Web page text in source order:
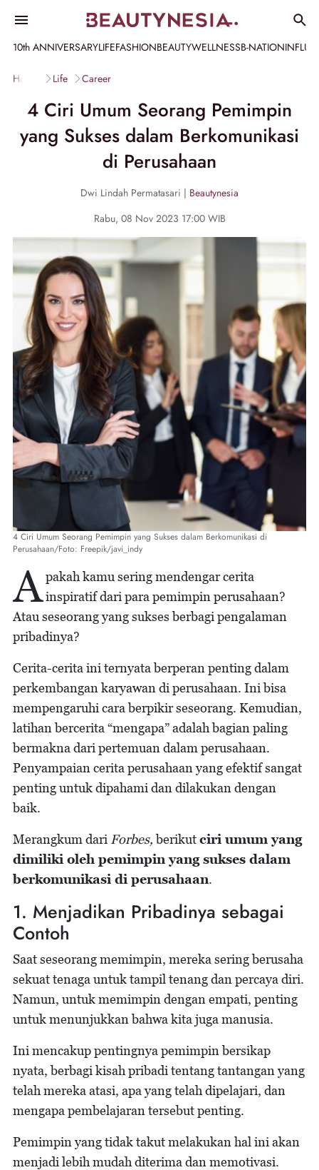
10th ANNIVERSARYLIFEFASHIONBEAUTYWELLNESSB-NATION
Home Life Career
4 Ciri Umum Seorang Pemimpin
yang Sukses dalam Berkomunikasi
di Perusahaan
Dwi Lindah Permatasari | Beautynesia
Rabu, 08 Nov 2023 17:00 WIB
4 Ciri Umum Seorang Pemimpin yang Sukses dalam Berkomunikasi di
Perusahaan/Foto: Freepik/javi_indy
Apakah kamu sering mendengar cerita
inspiratif dari para pemimpin perusahaan?
Atau seseorang yang sukses berbagi pengalaman
pribadinya?
Cerita-cerita ini ternyata berperan penting dalam
perkembangan karyawan di perusahaan. Ini bisa
mempengaruhi cara berpikir seseorang. Kemudian,
latihan bercerita “mengapa” adalah bagian paling
bermakna dari pertemuan dalam perusahaan.
Penyampaian cerita perusahaan yang efektif sangat
penting untuk dipahami dan dilakukan dengan
baik.
Merangkum dari Forbes,berikutciri umum yang
dimiliki oleh pemimpin yang sukses dalam
berkomunikasi di perusahaan.
1. Menjadikan Pribadinya sebagai
Contoh
Saat seseorang memimpin, mereka sering berusaha
sekuat tenaga untuk tampil tenang dan percaya diri.
Namun, untuk memimpin dengan empati, penting
untuk menunjukkan bahwa kita juga manusia.
Ini mencakup pentingnya pemimpin bersikap
nyata, berbagi kisah pribadi tentang tantangan yang
telah mereka atasi, apa yang telah dipelajari, dan
mengapa pembelajaran tersebut penting.
Pemimpin yang tidak takut melakukan hal ini akan
menjadi lebih mudah diterima dan memotivasi.